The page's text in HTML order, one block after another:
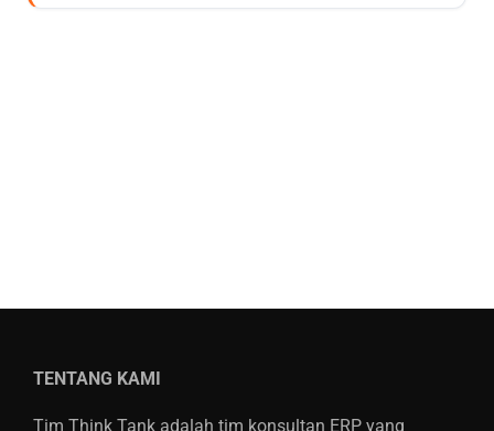
TENTANG KAMI
Tim Think Tank adalah tim konsultan ERP yang